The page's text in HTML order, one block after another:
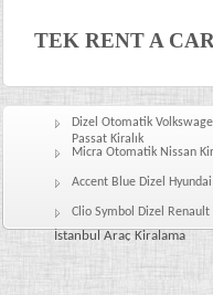
TEK RENT A
Dizel Otomatik
Passat Kiralık
Micra Otomatik Nissan
Accent Blue Dizel Hyundai
Clio Symbol Dizel Renault
İstanbul Araç Kiralama